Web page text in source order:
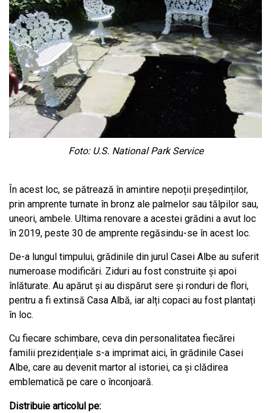
Foto: U.S. National Park Service
În acest loc, se pătrează în amintire nepoții președinților,
prin amprente turnate în bronz ale palmelor sau tălpilor sau,
uneori, ambele. Ultima renovare a acestei grădini a avut loc
în 2019, peste 30 de amprente regăsindu-se în acest loc.
De-a lungul timpului, grădinile din jurul Casei Albe au suferit
numeroase modificări. Ziduri au fost construite și apoi
înlăturate. Au apărut și au dispărut sere și ronduri de flori,
pentru a fi extinsă Casa Albă, iar alți copaci au fost plantați
în loc.
Cu fiecare schimbare, ceva din personalitatea fiecărei
familii prezidențiale s-a imprimat aici, în grădinile Casei
Albe, care au devenit martor al istoriei, ca și clădirea
emblematică pe care o înconjoară.
Distribuie articolul pe: